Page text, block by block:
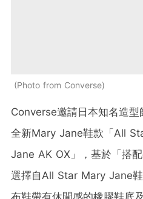
Photo from Converse
Converse邀請日本知名造型
全新Mary Jane鞋款「All
Jane AK OX」，基於「搭
選擇自All Star Mary Jane
布鞋帶有休閒感的橡膠鞋底